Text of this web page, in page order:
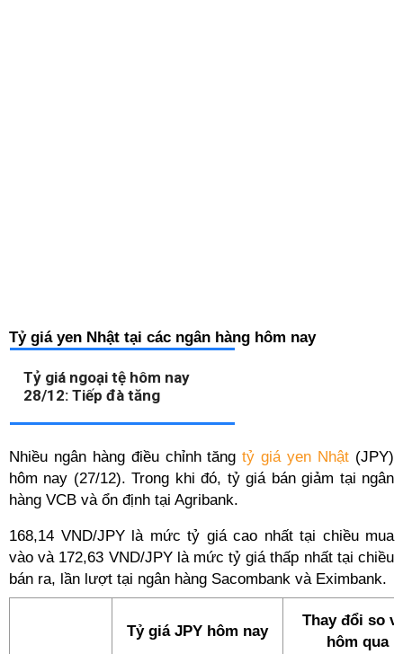
Tỷ giá yen Nhật tại các ngân hàng hôm nay
Tỷ giá ngoại tệ hôm nay
28/12: Tiếp đà tăng
Nhiều ngân hàng điều chỉnh tăngtỷ giá yen Nhật (JPY)
hôm nay (27/12). Trong khi đó, tỷ giá bán giảm tại ngân
hàng VCB và ổn định tại Agribank.
168,14 VND/JPY là mức tỷ giá cao nhất tại chiều mua
vào và 172,63 VND/JPY là mức tỷ giá thấp nhất tại chiều
bán ra, lần lượt tại ngân hàng Sacombank và Eximbank.
Tỷ giá JPY hôm nay
Thay đổi so
hôm qua